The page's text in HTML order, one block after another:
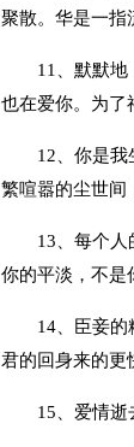
聚散。华是一指
11、默默
也在爱你。为了
12、你是
繁喧嚣的尘世间
13、每个
你的平淡，不是
14、臣妾
君的回身来的
15、爱情逝